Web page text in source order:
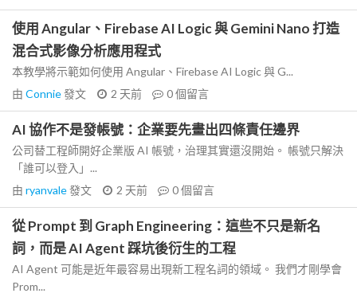
使用 Angular、Firebase AI Logic 與 Gemini Nano 打造
混合式影像分析應用程式
本教學將示範如何使用 Angular、Firebase AI Logic 與 G...
由 Connie發文 2 天前 0個留言
AI 協作不是發帳號：企業要先畫出四條責任邊界
公司替工程師開好企業版 AI 帳號，治理其實還沒開始。 帳號只解決
「誰可以登入」...
由 ryanvale發文 2 天前 0個留言
從 Prompt 到 Graph Engineering：這些不只是新名
詞，而是 AI Agent 踩坑後衍生的工程
AI Agent 可能是近年最容易出現新工程名詞的領域。 我們才剛學會
Prom...